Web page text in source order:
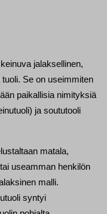
jalaksellinen,
Se on useimmiten
paikallisia nimityksiä
ja soututooli
matala,
useamman henkilön
malli.
syntyi